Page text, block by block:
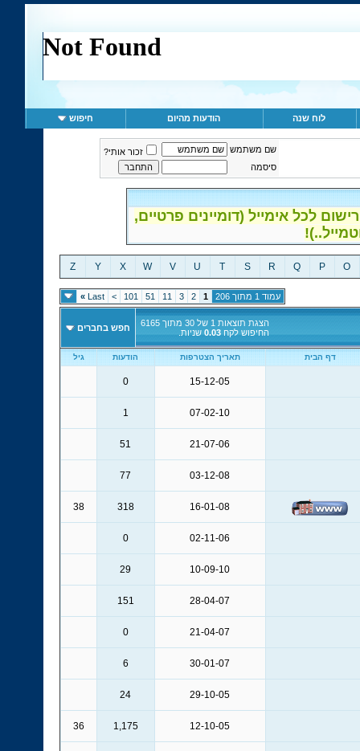
לוח שנה הודעות מהיום חיפוש
שם משתמש
זכור אותי?
סיסמה
לכל אימייל (דומיינים פרטיים,
O
P
Q
R
S
T
U
V
W
X
Y
Z
עמוד 1 מתוך 206 1
2
3
11
51
101
>
Last
»
הצגת תוצאות 1 של 30 מתוך 6165
החיפוש לקח0.03 שניות. חפש בחברים
דף הבית תאריך הצטרפות הודעות גיל
15-12-05
0
07-02-10
1
21-07-06
51
03-12-08
77
16-01-08
318
38
02-11-06
0
10-09-10
29
28-04-07
151
21-04-07
0
30-01-07
6
29-10-05
24
12-10-05
1,175
36